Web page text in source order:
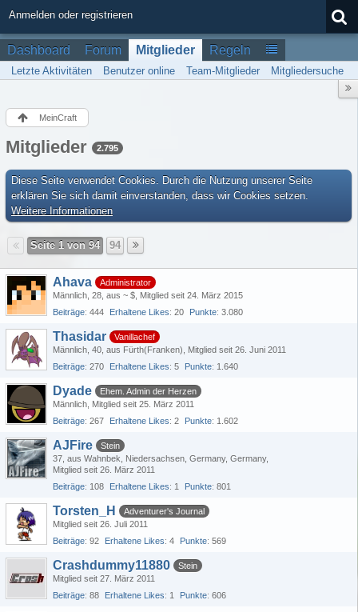
Anmelden oder registrieren
Dashboard Forum Mitglieder Regeln
Letzte Aktivitäten Benutzer online Team-Mitglieder Mitgliedersuche
MeinCraft
Mitglieder 2.795
Diese Seite verwendet Cookies. Durch die Nutzung unserer Seite
erklären Sie sich damit einverstanden, dass wir Cookies setzen.
Weitere Informationen
Seite 1 von 94 94
Ahava
Administrator
Männlich 28 aus ~ $ Mitglied seit 24. März 2015
Beiträge 444 Erhaltene Likes 20 Punkte 3.080
Thasidar
Vanillachef
Männlich 40 aus Fürth(Franken)
Mitglied seit 26. Juni 2011
Beiträge 270 Erhaltene Likes 5 Punkte 1.640
Dyade
Ehem. Admin der Herzen
Männlich Mitglied seit 25. März 2011
Beiträge 267 Erhaltene Likes 2 Punkte 1.602
AJFire
Stein
37 aus Wahnbek, Niedersachsen, Germany, Germany
Mitglied seit 26. März 2011
Beiträge 108 Erhaltene Likes 1 Punkte 801
Torsten_H
Adventurer's Journal
Mitglied seit 26. Juli 2011
Beiträge 92 Erhaltene Likes 4 Punkte 569
Crashdummy11880
Stein
Mitglied seit 27. März 2011
Beiträge 88 Erhaltene Likes 1 Punkte 606